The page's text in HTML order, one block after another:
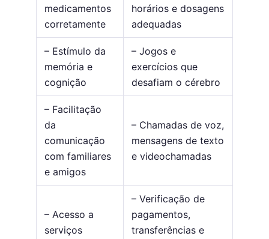
medicamentos
corretamente
horários e dosagens
adequadas
– Estímulo da
memória e
cognição
– Jogos e
exercícios que
desafiam o cérebro
– Facilitação
da
comunicação
com familiares
e amigos
– Chamadas de voz,
mensagens de texto
e videochamadas
– Acesso a
serviços
– Verificação de
pagamentos,
transferências e